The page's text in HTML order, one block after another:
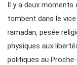
Il y a deux moments
tombent dans le
ramadan, pesée
physiques aux
politiques au